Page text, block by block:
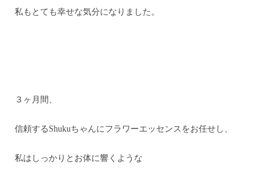
私もとても幸せな気分になりました。
３ヶ月間、
信頼するShukuちゃんにフラワーエッセンスをお任せし、
私はしっかりとお体に響くような